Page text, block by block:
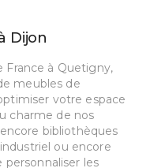
Dijon
France à Quetigny,
meubles de
votre espace
charme de nos
bibliothèques
ou encore
personnaliser les